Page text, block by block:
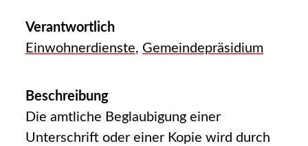
Verantwortlich
Einwohnerdienste, Gemeindepräsidium
Beschreibung
Die amtliche Beglaubigung einer
Unterschrift oder einer Kopie wird durch